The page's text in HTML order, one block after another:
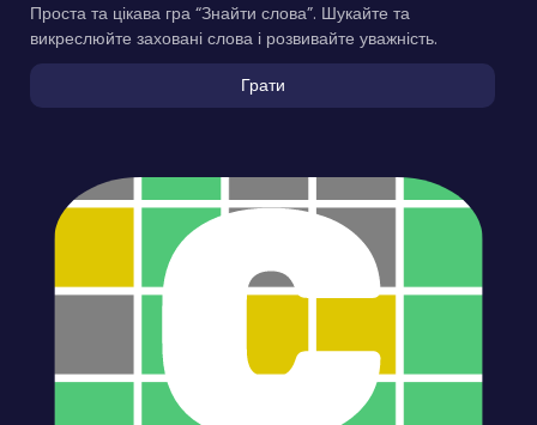
Проста та цікава гра “Знайти слова”. Шукайте та
викреслюйте заховані слова і розвивайте уважність.
Грати